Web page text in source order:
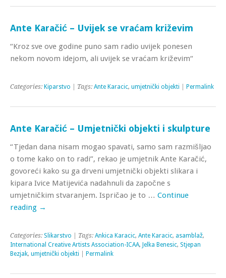
Ante Karačić – Uvijek se vraćam križevim
“Kroz sve ove godine puno sam radio uvijek ponesen
nekom novom idejom, ali uvijek se vraćam križevim“
Categories: Kiparstvo | Tags: Ante Karacic, umjetnički objekti Permalink
Ante Karačić – Umjetnički objekti i skulpture
“Tjedan dana nisam mogao spavati, samo sam razmišljao
o tome kako on to radi”, rekao je umjetnik Ante Karačić,
govoreći kako su ga drveni umjetnički objekti slikara i
kipara Ivice Matijevića nadahnuli da započne s
umjetničkim stvaranjem. Ispričao je to … Continue
reading →
Categories: Slikarstvo | Tags: Ankica Karacic, Ante Karacic, asamblaž,
International Creative Artists Association-ICAA, Jelka Benesic, Stjepan
Bezjak, umjetnički objekti Permalink